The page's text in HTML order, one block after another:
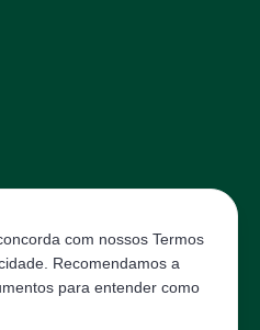
com nossos Termos
Recomendamos a
para entender como